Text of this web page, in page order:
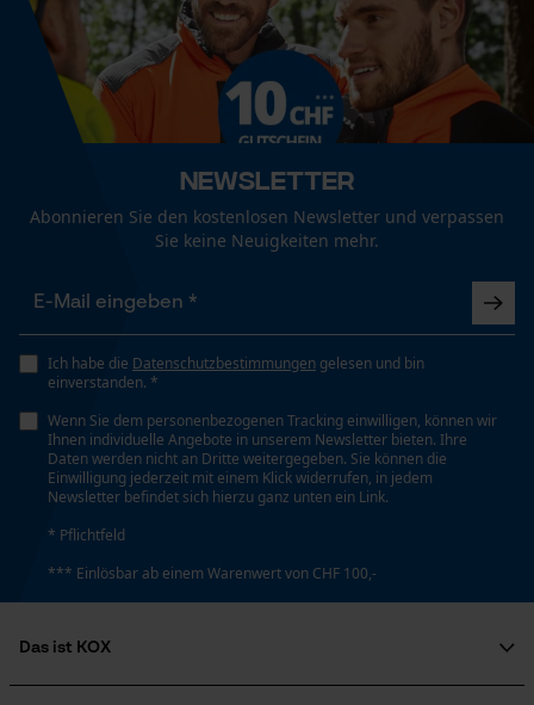
Newsletter
Abonnieren Sie den kostenlosen Newsletter und verpassen
Sie keine Neuigkeiten mehr.
Ich habe die Datenschutzbestimmungen gelesen und bin
einverstanden. *
Wenn Sie dem personenbezogenen Tracking einwilligen, können wir
Ihnen individuelle Angebote in unserem Newsletter bieten. Ihre
Daten werden nicht an Dritte weitergegeben. Sie können die
Einwilligung jederzeit mit einem Klick widerrufen, in jedem
Newsletter befindet sich hierzu ganz unten ein Link.
* Pflichtfeld
*** Einlösbar ab einem Warenwert von CHF 100,-
Das ist KOX